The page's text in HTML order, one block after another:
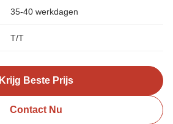
35-40 werkdagen
T/T
Krijg Beste Prijs
Contact Nu